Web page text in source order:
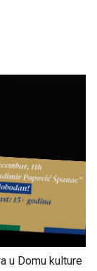
u Domu kulture